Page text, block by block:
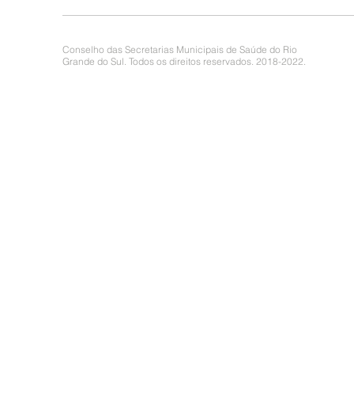
Conselho das Secretarias Municipais de Saúde do Rio
Grande do Sul. Todos os direitos reservados. 2018-2022.